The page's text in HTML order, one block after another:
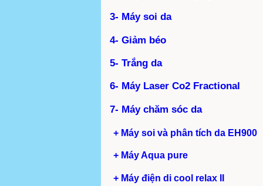
3- Máy soi da
4- Giảm béo
5- Trắng da
6- Máy Laser Co2 Fractional
7- Máy chăm sóc da
+ Máy soi và phân tích da EH900
+ Máy Aqua pure
+ Máy điện di cool relax II